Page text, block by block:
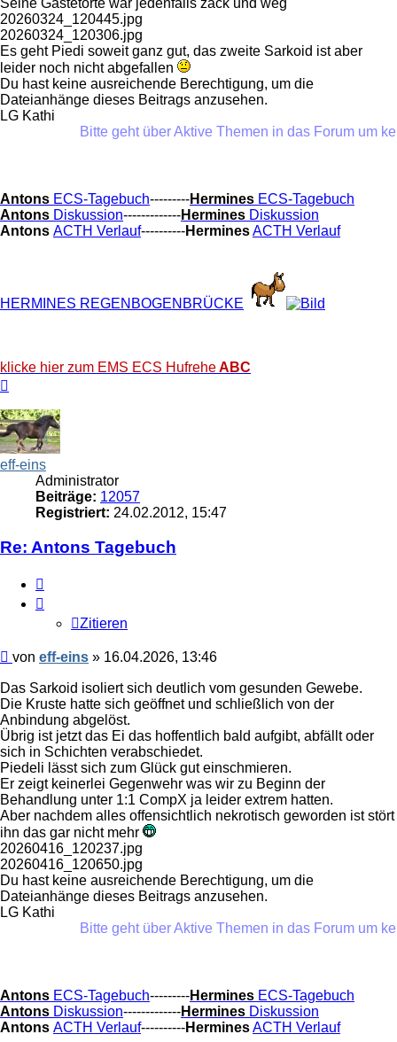
Seine Gästetorte war jedenfalls zack und weg
20260324_120445.jpg
20260324_120306.jpg
Es geht Piedi soweit ganz gut, das zweite Sarkoid ist aber
leider noch nicht abgefallen
Du hast keine ausreichende Berechtigung, um die
Dateianhänge dieses Beitrags anzusehen.
LG Kathi
Bitte geht über Aktive Themen in das Forum um
Antons ECS-Tagebuch---------Hermines ECS-Tagebuch
Antons Diskussion-------------Hermines Diskussion
Antons ACTH Verlauf----------HerminesACTH Verlauf
HERMINES REGENBOGENBRÜCKE
klicke hier zum EMS ECS HufreheABC
eff-eins
Administrator
Beiträge: 12057
Registriert: 24.02.2012, 15:47
Re: Antons Tagebuch
Zitieren
Beitrag
von eff-eins » 16.04.2026, 13:46
Das Sarkoid isoliert sich deutlich vom gesunden Gewebe.
Die Kruste hatte sich geöffnet und schließlich von der
Anbindung abgelöst.
Übrig ist jetzt das Ei das hoffentlich bald aufgibt, abfällt oder
sich in Schichten verabschiedet.
Piedeli lässt sich zum Glück gut einschmieren.
Er zeigt keinerlei Gegenwehr was wir zu Beginn der
Behandlung unter 1:1 CompX ja leider extrem hatten.
Aber nachdem alles offensichtlich nekrotisch geworden ist stört
ihn das gar nicht mehr
20260416_120237.jpg
20260416_120650.jpg
Du hast keine ausreichende Berechtigung, um die
Dateianhänge dieses Beitrags anzusehen.
LG Kathi
Bitte geht über Aktive Themen in das Forum um
Antons ECS-Tagebuch---------Hermines ECS-Tagebuch
Antons Diskussion-------------Hermines Diskussion
Antons ACTH Verlauf----------HerminesACTH Verlauf